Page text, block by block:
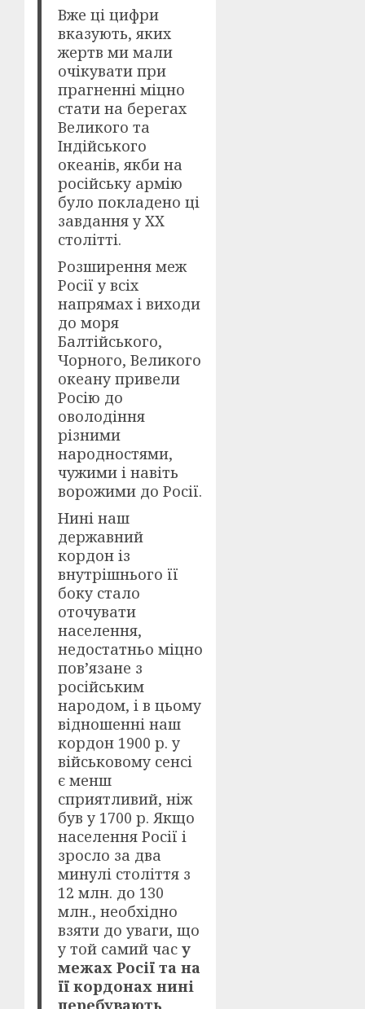
Вже ці цифри
вказують, яких
жертв ми мали
очікувати при
прагненні міцно
стати на берегах
Великого та
Індійського
океанів, якби на
російську армію
було покладено ці
завдання у XX
столітті.
Розширення меж
Росії у всіх
напрямах і виходи
до моря
Балтійського,
Чорного, Великого
океану привели
Росію до
оволодіння
різними
народностями,
чужими і навіть
ворожими до Росії.
Нині наш
державний
кордон із
внутрішнього її
боку стало
оточувати
населення,
недостатньо міцно
пов’язане з
російським
народом, і в цьому
відношенні наш
кордон 1900 р. у
військовому сенсі
є менш
сприятливий, ніж
був у 1700 р. Якщо
населення Росії і
зросло за два
минулі століття з
12 млн. до 130
млн., необхідно
взяти до уваги, що
у той самий часу
межах Росії та на
її кордонах нині
перебувають